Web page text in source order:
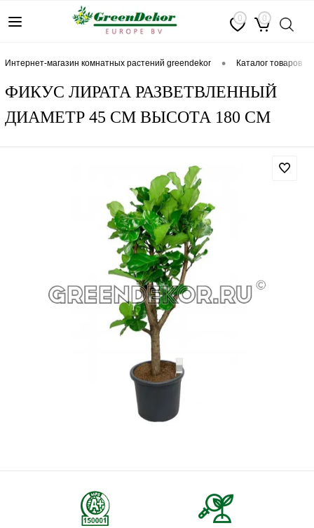
0 0
интернет-магазин комнатных растений greendekor • каталог товаров
ФИКУС ЛИРАТА РАЗВЕТВЛЕННЫЙ
ДИАМЕТР 45 СМ ВЫСОТА 180 СМ